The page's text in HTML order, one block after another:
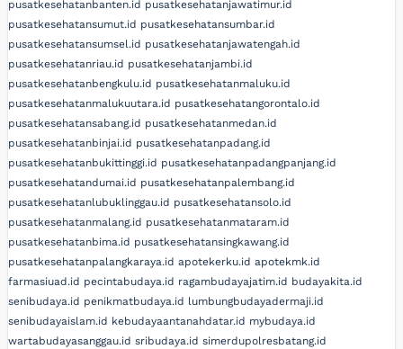
pusatkesehatanbanten.id pusatkesehatanjawatimur.id
pusatkesehatansumut.id pusatkesehatansumbar.id
pusatkesehatansumsel.id pusatkesehatanjawatengah.id
pusatkesehatanriau.id pusatkesehatanjambi.id
pusatkesehatanbengkulu.id pusatkesehatanmaluku.id
pusatkesehatanmalukuutara.id pusatkesehatangorontalo.id
pusatkesehatansabang.id pusatkesehatanmedan.id
pusatkesehatanbinjai.id pusatkesehatanpadang.id
pusatkesehatanbukittinggi.id pusatkesehatanpadangpanjang.id
pusatkesehatandumai.id pusatkesehatanpalembang.id
pusatkesehatanlubuklinggau.id pusatkesehatansolo.id
pusatkesehatanmalang.id pusatkesehatanmataram.id
pusatkesehatanbima.id pusatkesehatansingkawang.id
pusatkesehatanpalangkaraya.id apotekerku.id apotekmk.id
farmasiuad.id pecintabudaya.id ragambudayajatim.id budayakita.id
senibudaya.id penikmatbudaya.id lumbungbudayadermaji.id
senibudayaislam.id kebudayaantanahdatar.id mybudaya.id
wartabudayasanggau.id sribudaya.id simerdupolresbatang.id